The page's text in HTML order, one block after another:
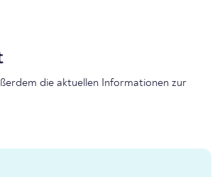
die aktuellen Informationen zur